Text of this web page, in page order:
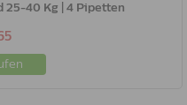
40 Kg | 4 Pipetten